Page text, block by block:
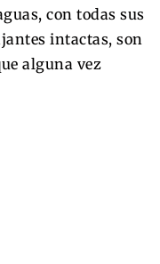
con todas sus
intactas, son
alguna vez